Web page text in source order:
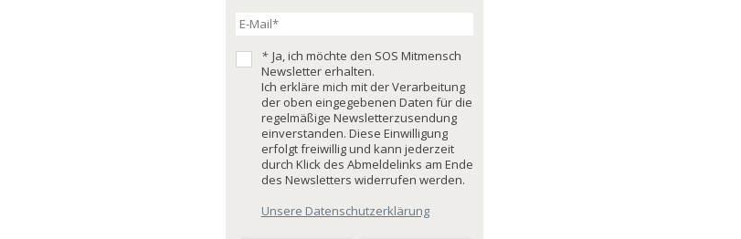
* Ja, ich möchte den SOS Mitmensch
Newsletter erhalten.
Ich erkläre mich mit der Verarbeitung
der oben eingegebenen Daten für die
regelmäßige Newsletterzusendung
einverstanden. Diese Einwilligung
erfolgt freiwillig und kann jederzeit
durch Klick des Abmeldelinks am Ende
des Newsletters widerrufen werden.
Unsere Datenschutzerklärung